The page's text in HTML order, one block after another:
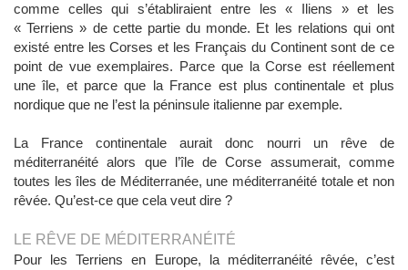
comme celles qui s’établiraient entre les « Iliens » et les
« Terriens » de cette partie du monde. Et les relations qui ont
existé entre les Corses et les Français du Continent sont de ce
point de vue exemplaires. Parce que la Corse est réellement
une île, et parce que la France est plus continentale et plus
nordique que ne l’est la péninsule italienne par exemple.
La France continentale aurait donc nourri un rêve de
méditerranéité alors que l’île de Corse assumerait, comme
toutes les îles de Méditerranée, une méditerranéité totale et non
rêvée. Qu’est-ce que cela veut dire ?
LE RÊVE DE MÉDITERRANÉITÉ
Pour les Terriens en Europe, la méditerranéité rêvée, c’est